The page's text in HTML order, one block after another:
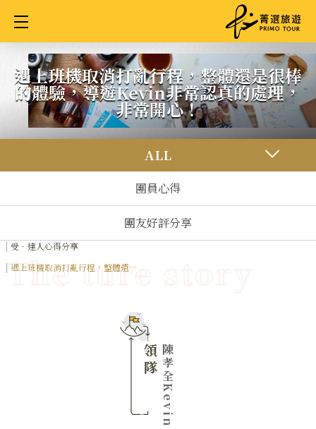
遇上班機取消打亂行程，整體還是很棒
的體驗，導遊Kevin非常認真的處理，
非常開心！
ALL
團員心得
團友好評分享
受．達人心得分享
遇上班機取消打亂行程，整體還是
領隊陳孝全Kevin